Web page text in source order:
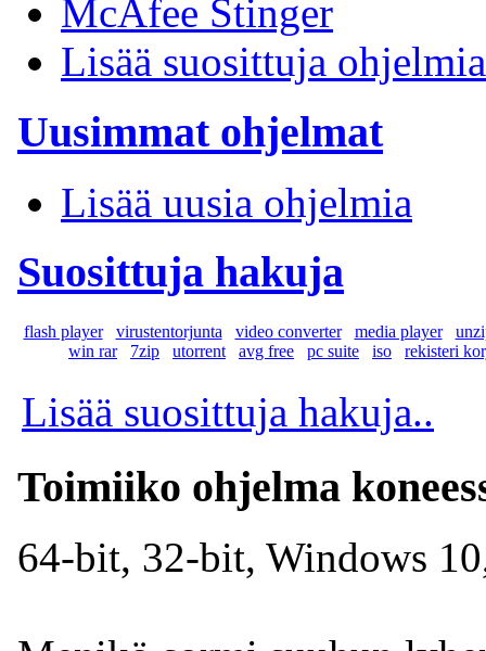
McAfee Stinger
Lisää suosittuja ohjelmia
Uusimmat ohjelmat
Lisää uusia ohjelmia
Suosittuja hakuja
flash player virustentorjunta video converter media player
win rar
7zip utorrent avg free pc suite iso rekisteri
Lisää suosittuja hakuja..
Toimiiko ohjelma
64-bit, 32-bit, Windows